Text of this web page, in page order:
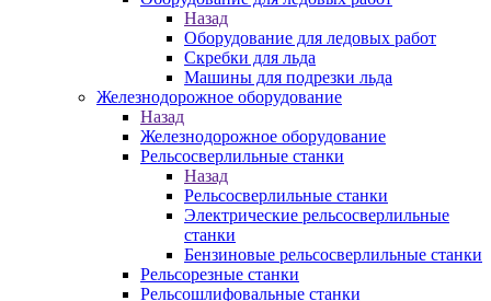
Назад
Оборудование для ледовых работ
Скребки для льда
Машины для подрезки льда
Железнодорожное оборудование
Назад
Железнодорожное оборудование
Рельсосверлильные станки
Назад
Рельсосверлильные станки
Электрические рельсосверлильные
станки
Бензиновые рельсосверлильные станки
Рельсорезные станки
Рельсошлифовальные станки